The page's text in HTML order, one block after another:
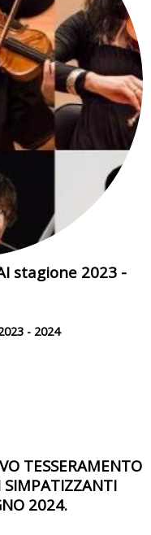
stagione 2023 -
- 2024
TESSERAMENTO
SIMPATIZZANTI
2024.